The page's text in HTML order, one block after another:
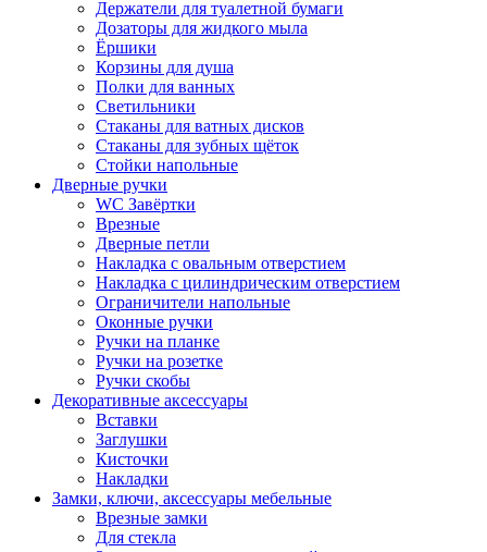
Держатели для туалетной бумаги
Дозаторы для жидкого мыла
Ёршики
Корзины для душа
Полки для ванных
Светильники
Стаканы для ватных дисков
Стаканы для зубных щёток
Стойки напольные
Дверные ручки
WC Завёртки
Врезные
Дверные петли
Накладка с овальным отверстием
Накладка с цилиндрическим отверстием
Ограничители напольные
Оконные ручки
Ручки на планке
Ручки на розетке
Ручки скобы
Декоративные аксессуары
Вставки
Заглушки
Кисточки
Накладки
Замки, ключи, аксессуары мебельные
Врезные замки
Для стекла